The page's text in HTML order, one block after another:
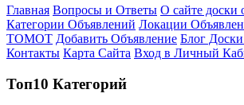
Главная Вопросы и Ответы О сайте доски
Категории Объявлений Локации
ТОМОТ Добавить Объявление Блог
Контакты Карта Сайта Вход в Личный
Топ10 Категорий